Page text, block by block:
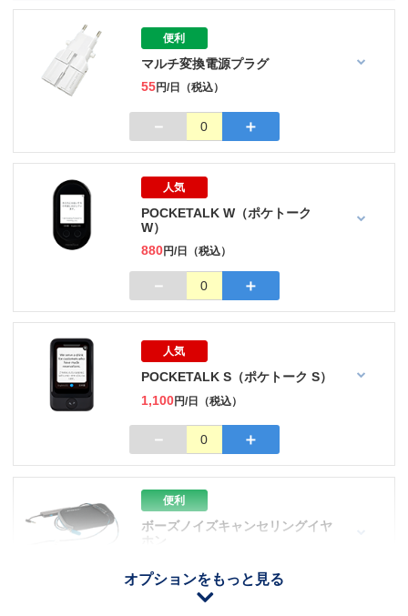
便利
マルチ変換電源プラグ
55円/日（税込）
－ 0 ＋
人気
POCKETALK W（ポケトーク
W）
880円/日（税込）
－ 0 ＋
人気
POCKETALK S（ポケトーク S）
1,100円/日（税込）
－ 0 ＋
オプションをもっと見る
便利
ボーズノイズキャンセリングイヤ
ホン
－